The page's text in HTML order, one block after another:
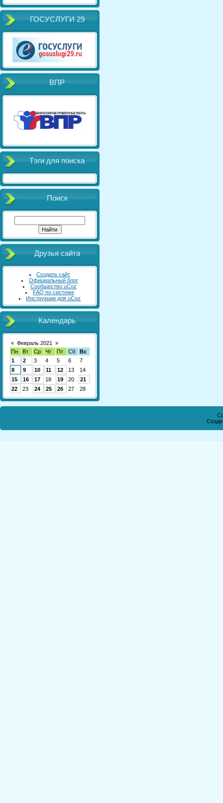
ГОСУСЛУГИ 29
ВПР
Тэги для поиска
Поиск
Друзья сайта
Создать сайт
Официальный блог
Сообщество uCoz
FAQ по системе
Инструкции для uCoz
Календарь
« Февраль 2021
»
Пн
Вт Ср Чт Пт Сб
Вс
1
2 3 4 5 6
7
8
9 10 11 12 13
14
15
16 17 18 19 20
21
22
23 24 25 26 27 28